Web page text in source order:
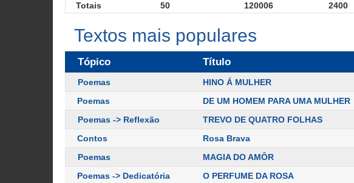
Totais 50 120006 2400
Textos mais populares
Tópico Título
Poemas HINO Á MULHER
Poemas
DE UM HOMEM PARA UMA MULHER
Poemas -> Reflexão
TREVO DE QUATRO FOLHAS
Contos
Rosa Brava
Poemas
MAGIA DO AMÔR
Poemas -> Dedicatória
O PERFUME DA ROSA